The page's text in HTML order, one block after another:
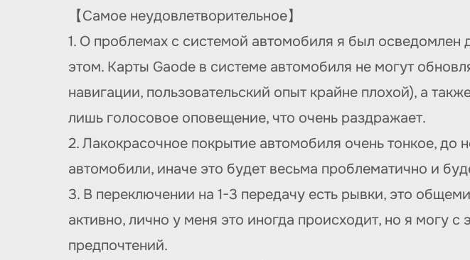
【Самое неудовлетворительное】
1. О проблемах с системой автомобиля я был
этом. Карты Gaode в системе автомобиля не могут
навигации, пользовательский опыт крайне плохой), а
лишь голосовое оповещение, что очень раздражает.
2. Лакокрасочное покрытие автомобиля очень тонкое, до
автомобили, иначе это будет весьма проблематично и
3. В переключении на 1-3 передачу есть рывки, это
активно, лично у меня это иногда происходит, но я могу
предпочтений.